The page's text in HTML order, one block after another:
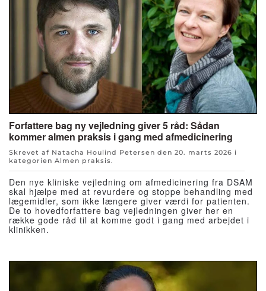
Forfattere bag ny vejledning giver 5 råd: Sådan
kommer almen praksis i gang med afmedicinering
Skrevet af Natacha Houlind Petersen den 20. marts 2026 i
kategorien Almen praksis .
Den nye kliniske vejledning om afmedicinering fra DSAM
skal hjælpe med at revurdere og stoppe behandling med
lægemidler, som ikke længere giver værdi for patienten.
De to hovedforfattere bag vejledningen giver her en
række gode råd til at komme godt i gang med arbejdet i
klinikken.